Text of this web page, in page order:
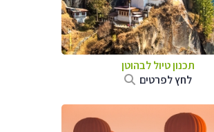
תכנון טיול לבהוטן
לחץ לפרטים